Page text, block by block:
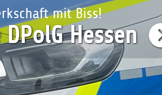
Ihre Interessenvertretung
Jetzt Mitglied